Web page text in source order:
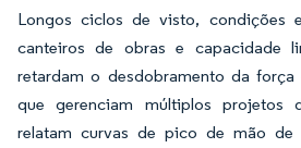
Longos ciclos de visto, condições
canteiros de obras e capacidade
retardam o desdobramento da força
que gerenciam múltiplos projetos
relatam curvas de pico de mão de